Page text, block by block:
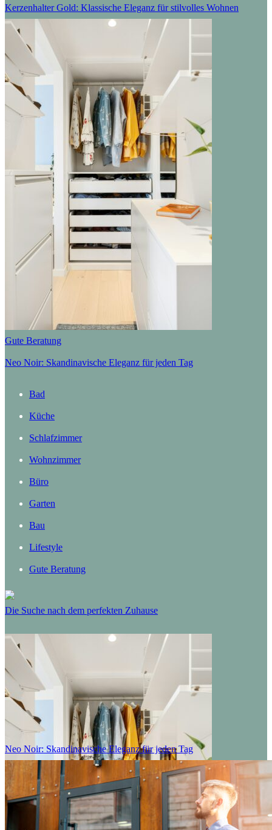
Kerzenhalter Gold: Klassische Eleganz für stilvolles Wohnen
Gute Beratung
Neo Noir: Skandinavische Eleganz für jeden Tag
Bad
Küche
Schlafzimmer
Wohnzimmer
Büro
Garten
Bau
Lifestyle
Gute Beratung
Die Suche nach dem perfekten Zuhause
Neo Noir: Skandinavische Eleganz für jeden Tag
Bad